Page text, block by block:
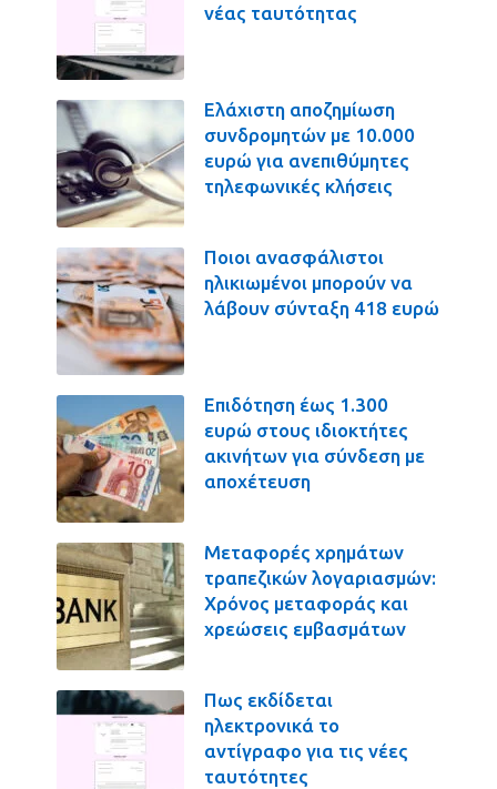
νέας ταυτότητας
Ελάχιστη αποζημίωση
συνδρομητών με 10.000
ευρώ για ανεπιθύμητες
τηλεφωνικές κλήσεις
Ποιοι ανασφάλιστοι
ηλικιωμένοι μπορούν να
λάβουν σύνταξη 418 ευρώ
Επιδότηση έως 1.300
ευρώ στους ιδιοκτήτες
ακινήτων για σύνδεση με
αποχέτευση
Μεταφορές χρημάτων
τραπεζικών λογαριασμών:
Χρόνος μεταφοράς και
χρεώσεις εμβασμάτων
Πως εκδίδεται
ηλεκτρονικά το
αντίγραφο για τις νέες
ταυτότητες